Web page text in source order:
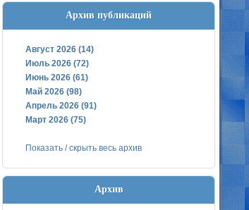
Архив публикаций
Август 2026 (14)
Июль 2026 (72)
Июнь 2026 (61)
Май 2026 (98)
Апрель 2026 (91)
Март 2026 (75)
Показать / скрыть весь архив
Архив